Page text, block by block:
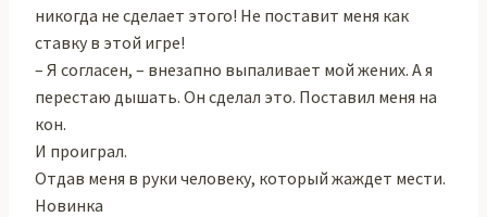
никогда не сделает этого! Не поставит меня как
ставку в этой игре!
– Я согласен, – внезапно выпаливает мой жених. А я
перестаю дышать. Он сделал это. Поставил меня на
кон.
И проиграл.
Отдав меня в руки человеку, который жаждет мести.
Новинка